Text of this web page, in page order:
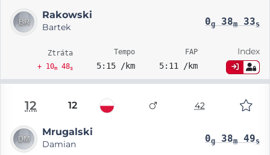
Rakowski
Bartek 0g38m33s
Ztráta
+ 10m48s
Tempo
5:15 /km
FAP
5:11 /km
Index
12 12 42
Mrugalski
Damian 0g38m49s